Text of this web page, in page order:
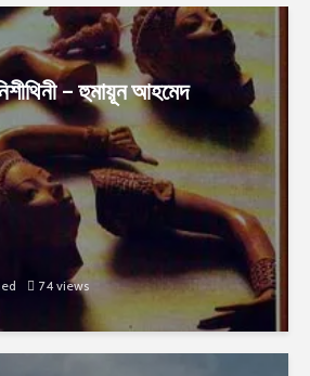
– হুমায়ূন আহমেদ
74 views